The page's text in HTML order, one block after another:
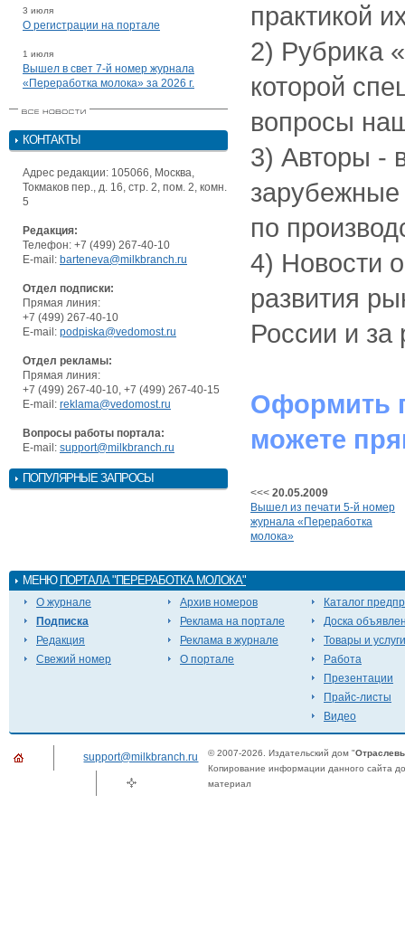
3 июля
О регистрации на портале
1 июля
Вышел в свет 7-й номер журнала
«Переработка молока» за 2026 г.
КОНТАКТЫ
Адрес редакции: 105066, Москва,
Токмаков пер., д. 16, стр. 2, пом. 2, комн.
5
Редакция:
Телефон: +7 (499) 267-40-10
E-mail: barteneva@milkbranch.ru
Отдел подписки:
Прямая линия:
+7 (499) 267-40-10
E-mail: podpiska@vedomost.ru
Отдел рекламы:
Прямая линия:
+7 (499) 267-40-10, +7 (499) 267-40-15
E-mail: reklama@vedomost.ru
Вопросы работы портала:
E-mail: support@milkbranch.ru
ПОПУЛЯРНЫЕ ЗАПРОСЫ
практикой
2) Рубрика
которой
вопросы
3) Авторы -
зарубежные
по
4) Новости
развития
России и
Оформить
можете
<<< 20.05.2009
Вышел из печати 5-й номер
журнала «Переработка
молока»
МЕНЮ ПОРТАЛА "ПЕРЕРАБОТКА МОЛОКА"
О журнале
Подписка
Редакция
Свежий номер
Архив номеров
Реклама на портале
Реклама в журнале
О портале
Каталог
Доска
Товары и услуги
Работа
Презентации
Прайс-листы
Видео
support@milkbranch.ru © 2007-2026. Издательский дом "
Копирование информации данного сайта
материал